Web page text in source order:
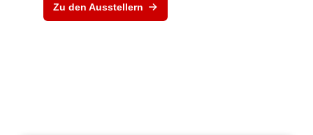
Zu den Ausstellern